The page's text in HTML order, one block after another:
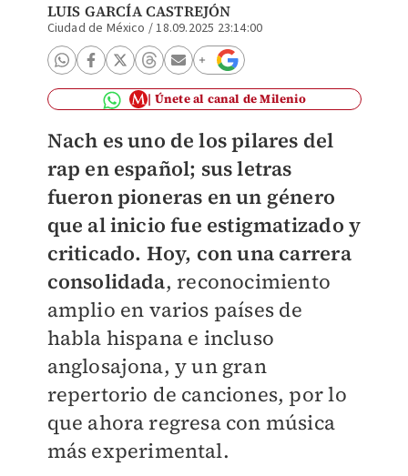
LUIS GARCÍA CASTREJÓN
Ciudad de México /18.09.2025 23:14:00
Únete al canal de Milenio
Nach es uno de los pilares del
rap en español; sus letras
fueron pioneras en un género
que al inicio fue estigmatizado y
criticado. Hoy, con una carrera
consolidada, reconocimiento
amplio en varios países de
habla hispana e incluso
anglosajona, y un gran
repertorio de canciones, por lo
que ahora regresa con música
más experimental.